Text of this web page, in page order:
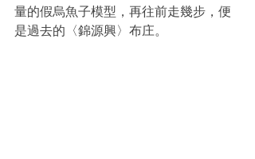
量的假烏魚子模型，再往前走幾步，便
是過去的〈錦源興〉布庄。